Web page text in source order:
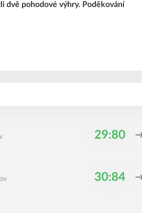
dvě pohodové výhry. Poděkování
29:80
30:84